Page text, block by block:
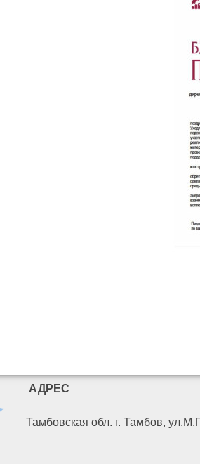
АДРЕС
Тамбовская обл. г. Тамбов,